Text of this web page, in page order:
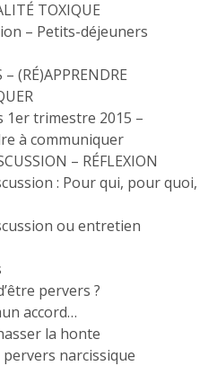
TOXIQUE
– Petits-déjeuners
(RÉ)APPRENDRE
1er trimestre 2015 –
à communiquer
– RÉFLEXION
: Pour qui, pour quoi,
ou entretien
pervers ?
accord…
la honte
pervers narcissique